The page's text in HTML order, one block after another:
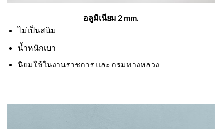
อลูมิเนียม 2 mm.
ไม่เป็นสนิม
น้ำหนักเบา
นิยมใช้ในงานราชการ และ กรมทางหลวง